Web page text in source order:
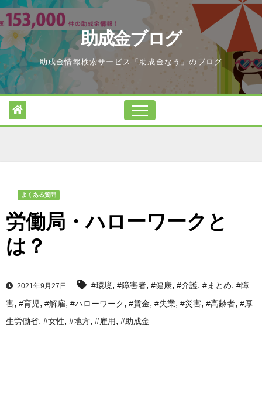
Skip
to
content
助成金ブログ
助成金情報検索サービス「助成金なう」のブログ
よくある質問
労働局・ハローワークと
は？
2021年9月27日 #環境, #障害者, #健康, #介護, #まとめ, #障
害, #育児, #解雇, #ハローワーク, #賃金, #失業, #災害, #高齢者, #厚
生労働省, #女性, #地方, #雇用, #助成金